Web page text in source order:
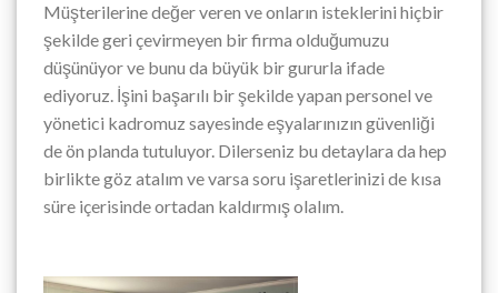
Müşterilerine değer veren ve onların isteklerini hiçbir
şekilde geri çevirmeyen bir firma olduğumuzu
düşünüyor ve bunu da büyük bir gururla ifade
ediyoruz. İşini başarılı bir şekilde yapan personel ve
yönetici kadromuz sayesinde eşyalarınızın güvenliği
de ön planda tutuluyor. Dilerseniz bu detaylara da hep
birlikte göz atalım ve varsa soru işaretlerinizi de kısa
süre içerisinde ortadan kaldırmış olalım.